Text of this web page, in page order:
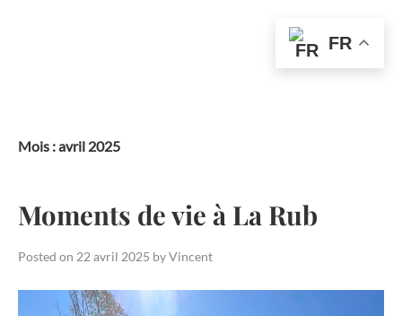
Mois :avril 2025
Moments de vie à La Rub
Posted on 22 avril 2025 byVincent
FR